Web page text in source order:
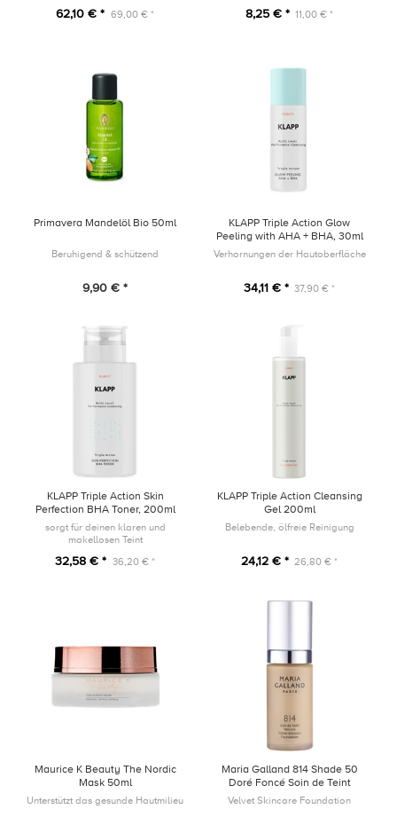
62,10 € * 69,00 € * 8,25 € * 11,00 € *
Primavera Mandelöl Bio 50ml
Beruhigend & schützend
9,90 € *
KLAPP Triple Action Glow
Peeling with AHA + BHA, 30ml
Verhornungen der Hautoberfläche
34,11 € * 37,90 € *
KLAPP Triple Action Skin
Perfection BHA Toner, 200ml
sorgt für deinen klaren und
makellosen Teint
32,58 € * 36,20 € *
KLAPP Triple Action Cleansing
Gel 200ml
Belebende, ölfreie Reinigung
24,12 € * 26,80 € *
Maurice K Beauty The Nordic
Mask 50ml
Unterstützt das gesunde Hautmilieu
Maria Galland 814 Shade 50
Doré Foncé Soin de Teint
Velours 30ml
Velvet Skincare Foundation